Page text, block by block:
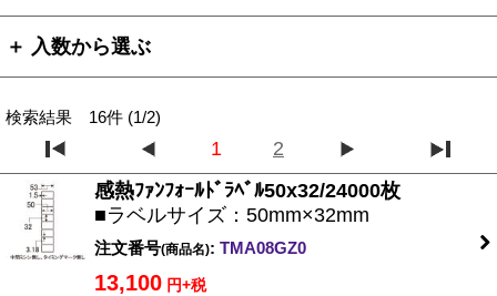
＋ 入数から選ぶ
検索結果 16件 (1/2)
1
2
感熱ﾌｧﾝﾌｫｰﾙﾄﾞﾗﾍﾞﾙ50x32/24000枚
■ラベルサイズ：50mm×32mm
注文番号(商品名): TMA08GZ0
13,100 円+税